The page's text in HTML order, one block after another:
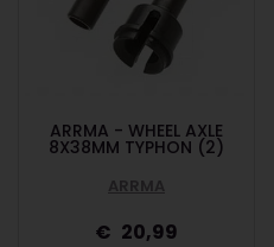
ARRMA - WHEEL AXLE
8X38MM TYPHON (2)
ARRMA
20,99